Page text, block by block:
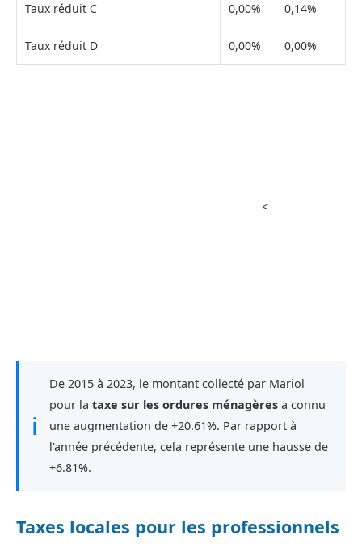
Taux réduit C 0,00% 0,14%
Taux réduit D 0,00% 0,00%
<
ℹ
De 2015 à 2023, le montant collecté par Mariol
pour la taxe sur les ordures ménagères a connu
une augmentation de +20.61%. Par rapport à
l'année précédente, cela représente une hausse de
+6.81%.
Taxes locales pour les professionnels